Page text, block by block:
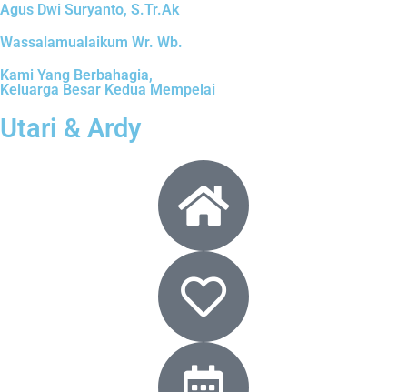
Agus Dwi Suryanto, S.Tr.Ak
Wassalamualaikum Wr. Wb.
Kami Yang Berbahagia,
Keluarga Besar Kedua Mempelai
Utari & Ardy